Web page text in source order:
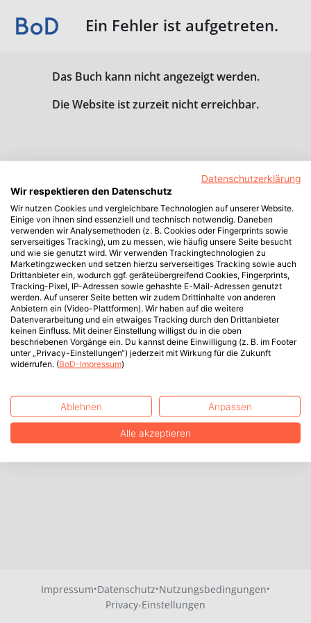
Ein Fehler ist aufgetreten.
Das Buch kann nicht angezeigt werden.
Die Website ist zurzeit nicht erreichbar.
Impressum·Datenschutz·Nutzungsbedingungen·
Privacy-Einstellungen
Datenschutzerklärung
Wir respektieren den Datenschutz
Wir nutzen Cookies und vergleichbare Technologien auf unserer Website.
Einige von ihnen sind essenziell und technisch notwendig. Daneben
verwenden wir Analysemethoden (z. B. Cookies oder Fingerprints sowie
serverseitiges Tracking), um zu messen, wie häufig unsere Seite besucht
und wie sie genutzt wird. Wir verwenden Trackingtechnologien zu
Marketingzwecken und setzen hierzu serverseitiges Tracking sowie auch
Drittanbieter ein, wodurch ggf. geräteübergreifend Cookies, Fingerprints,
Tracking-Pixel, IP-Adressen sowie gehashte E-Mail-Adressen genutzt
werden. Auf unserer Seite betten wir zudem Drittinhalte von anderen
Anbietern ein (Video-Plattformen). Wir haben auf die weitere
Datenverarbeitung und ein etwaiges Tracking durch den Drittanbieter
keinen Einfluss. Mit deiner Einstellung willigst du in die oben
beschriebenen Vorgänge ein. Du kannst deine Einwilligung (z. B. im Footer
unter „Privacy-Einstellungen“) jederzeit mit Wirkung für die Zukunft
widerrufen. (BoD-Impressum)
Ablehnen Anpassen
Alle akzeptieren